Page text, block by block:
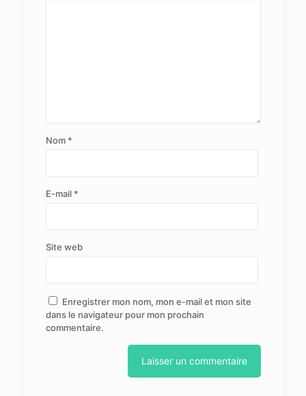
Nom *
E-mail *
Site web
Enregistrer mon nom, mon e-mail et mon site
dans le navigateur pour mon prochain
commentaire.